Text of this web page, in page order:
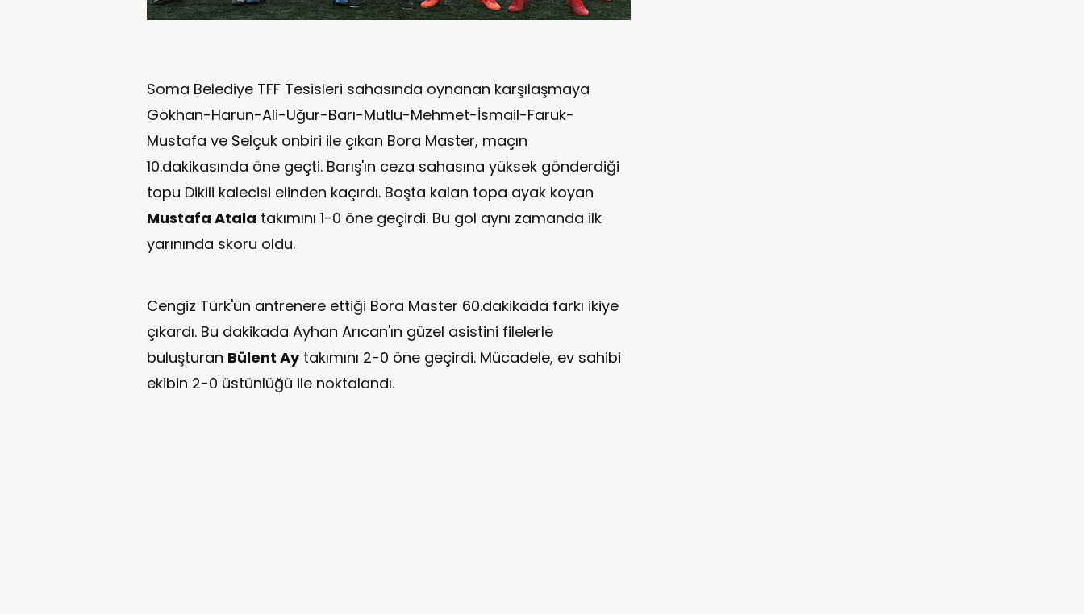
Soma Belediye TFF Tesisleri sahasında oynanan karşılaşmaya
Gökhan-Harun-Ali-Uğur-Barı-Mutlu-Mehmet-İsmail-Faruk-
Mustafa ve Selçuk onbiri ile çıkan Bora Master, maçın
10.dakikasında öne geçti. Barış'ın ceza sahasına yüksek gönderdiği
topu Dikili kalecisi elinden kaçırdı. Boşta kalan topa ayak koyan
Mustafa Atala takımını 1-0 öne geçirdi. Bu gol aynı zamanda ilk
yarınında skoru oldu.
Cengiz Türk'ün antrenere ettiği Bora Master 60.dakikada farkı ikiye
çıkardı. Bu dakikada Ayhan Arıcan'ın güzel asistini filelerle
buluşturan Bülent Aytakımını 2-0 öne geçirdi. Mücadele, ev sahibi
ekibin 2-0 üstünlüğü ile noktalandı.